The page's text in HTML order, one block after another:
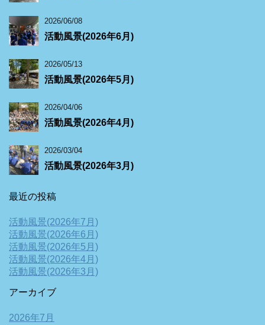
2026/06/08
活動風景(2026年6月)
2026/05/13
活動風景(2026年5月)
2026/04/06
活動風景(2026年4月)
2026/03/04
活動風景(2026年3月)
最近の投稿
活動風景(2026年7月)
活動風景(2026年6月)
活動風景(2026年5月)
活動風景(2026年4月)
活動風景(2026年3月)
アーカイブ
2026年7月